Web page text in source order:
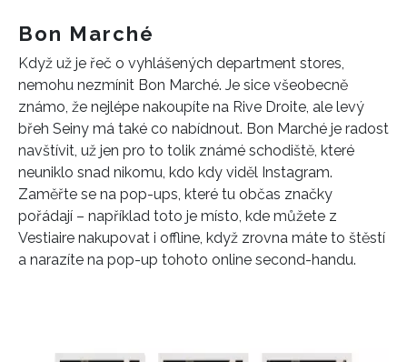
Bon Marché
Když už je řeč o vyhlášených department stores,
nemohu nezmínit Bon Marché. Je sice všeobecně
známo, že nejlépe nakoupíte na Rive Droite, ale levý
břeh Seiny má také co nabídnout. Bon Marché je radost
navštívit, už jen pro to tolik známé schodiště, které
neuniklo snad nikomu, kdo kdy viděl Instagram.
Zaměřte se na pop-ups, které tu občas značky
pořádají – například toto je místo, kde můžete z
Vestiaire nakupovat i offline, když zrovna máte to štěstí
a narazíte na pop-up tohoto online second-handu.